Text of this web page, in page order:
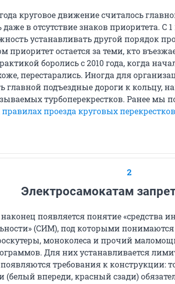
круговое движение считалось
даже в отсутствие знаков приоритета. С
устанавливать другой порядок
приоритет остается за теми, кто
боролись с 2010 года, когда
перестарались. Иногда для
главной подъездные дороги к кольцу,
турбоперекрестков. Ранее мы
проезда круговых перекрестков
2
Электросамокатам
появляется понятие «средства
(СИМ), под которыми понимаются
моноколеса и прочий
Для них устанавливается
требования к конструкции:
(белый впереди, красный сзади)